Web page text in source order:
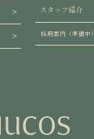
スタッフ紹介
採用案内（準備中）